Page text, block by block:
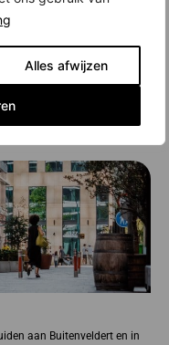
Alles afwijzen
aan Buitenveldert en in